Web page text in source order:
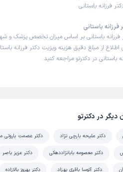
فرزانه باستانی
باستانی
فرزانه باستانی بر اساس میزان تخصص پزشک و
اطلاع از مبلغ دقیق هزینه ویزیت دکتر فرزانه
باستانی در دکترتو مراجعه کنید.
دیگر در دکترتو
دکتر ملیحه بارچی نژاد دکتر عصمت باروتی
دکتر معصومه بابانژاددهکی دکتر عزیز باصر
دکتر آتوسا باقری بهزاد دکتر بهروز بالازاده